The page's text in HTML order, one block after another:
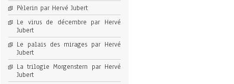
Pèlerin par Hervé Jubert
Le virus de décembre par Hervé
Jubert
Le palais des mirages par Hervé
Jubert
La trilogie Morgenstern par Hervé
Jubert